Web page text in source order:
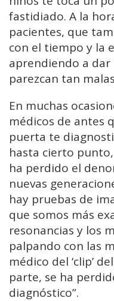
fastidiado. A la
pacientes, que
con el tiempo y la
aprendiendo a dar
parezcan tan
En muchas
médicos de antes
puerta te
hasta cierto
ha perdido el
nuevas
hay pruebas de
que somos más
resonancias y los
palpando con las
médico del ‘clip’
parte, se ha
diagnóstico”.